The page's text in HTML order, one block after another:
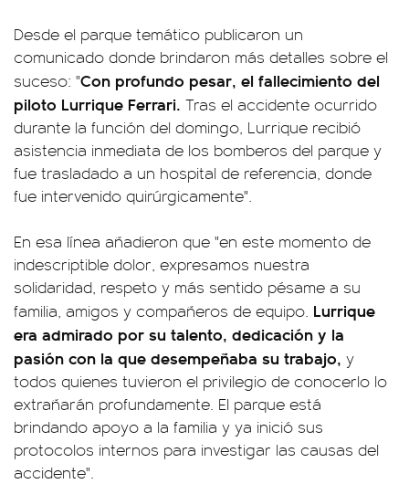
Desde el parque temático publicaron un
comunicado donde brindaron más detalles sobre el
suceso: "Con profundo pesar, el fallecimiento del
piloto Lurrique Ferrari. Tras el accidente ocurrido
durante la función del domingo, Lurrique recibió
asistencia inmediata de los bomberos del parque y
fue trasladado a un hospital de referencia, donde
fue intervenido quirúrgicamente".
En esa línea añadieron que "en este momento de
indescriptible dolor, expresamos nuestra
solidaridad, respeto y más sentido pésame a su
familia, amigos y compañeros de equipo. Lurrique
era admirado por su talento, dedicación y la
pasión con la que desempeñaba su trabajo, y
todos quienes tuvieron el privilegio de conocerlo lo
extrañarán profundamente. El parque está
brindando apoyo a la familia y ya inició sus
protocolos internos para investigar las causas del
accidente".